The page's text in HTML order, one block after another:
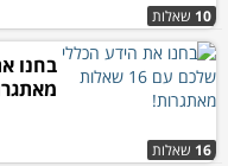
10 שאלות
16 שאלות